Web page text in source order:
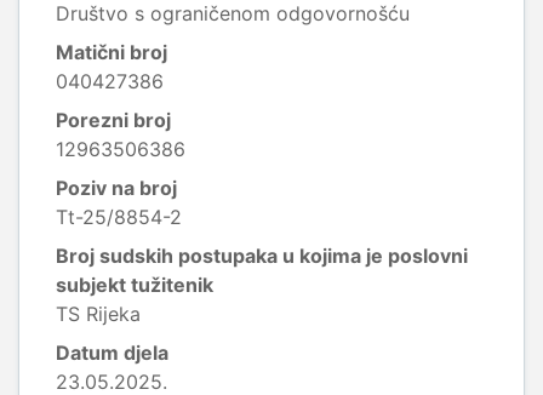
Društvo s ograničenom odgovornošću
Matični broj
040427386
Porezni broj
12963506386
Poziv na broj
Tt-25/8854-2
Broj sudskih postupaka u kojima je poslovni
subjekt tužitenik
TS Rijeka
Datum djela
23.05.2025.